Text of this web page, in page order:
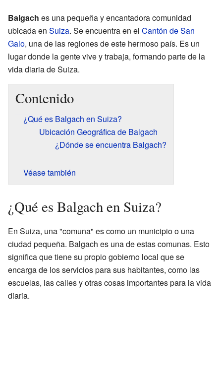
Balgach es una pequeña y encantadora comunidad
ubicada en Suiza. Se encuentra en el Cantón de San
Galo, una de las regiones de este hermoso país. Es un
lugar donde la gente vive y trabaja, formando parte de la
vida diaria de Suiza.
Contenido
¿Qué es Balgach en Suiza?
Ubicación Geográfica de Balgach
¿Dónde se encuentra Balgach?
Véase también
¿Qué es Balgach en Suiza?
En Suiza, una "comuna" es como un municipio o una
ciudad pequeña. Balgach es una de estas comunas. Esto
significa que tiene su propio gobierno local que se
encarga de los servicios para sus habitantes, como las
escuelas, las calles y otras cosas importantes para la vida
diaria.